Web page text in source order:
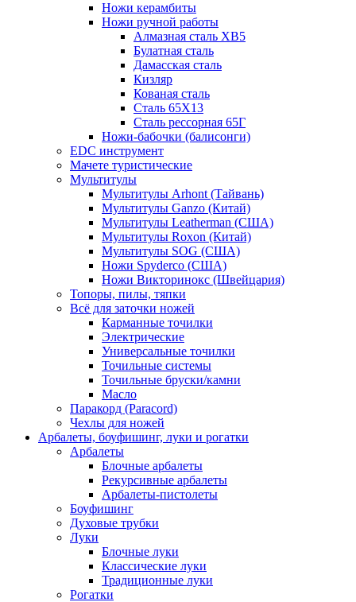
Ножи керамбиты
Ножи ручной работы
Алмазная сталь ХВ5
Булатная сталь
Дамасская сталь
Кизляр
Кованая сталь
Сталь 65Х13
Сталь рессорная 65Г
Ножи-бабочки (балисонги)
EDC инструмент
Мачете туристические
Мультитулы
Мультитулы Arhont (Тайвань)
Мультитулы Ganzo (Китай)
Мультитулы Leatherman (США)
Мультитулы Roxon (Китай)
Мультитулы SOG (США)
Ножи Spyderco (США)
Ножи Викторинокс (Швейцария)
Топоры, пилы, тяпки
Всё для заточки ножей
Карманные точилки
Электрические
Универсальные точилки
Точильные системы
Точильные бруски/камни
Масло
Паракорд (Paracord)
Чехлы для ножей
Арбалеты, боуфишинг, луки и рогатки
Арбалеты
Блочные арбалеты
Рекурсивные арбалеты
Арбалеты-пистолеты
Боуфишинг
Духовые трубки
Луки
Блочные луки
Классические луки
Традиционные луки
Рогатки